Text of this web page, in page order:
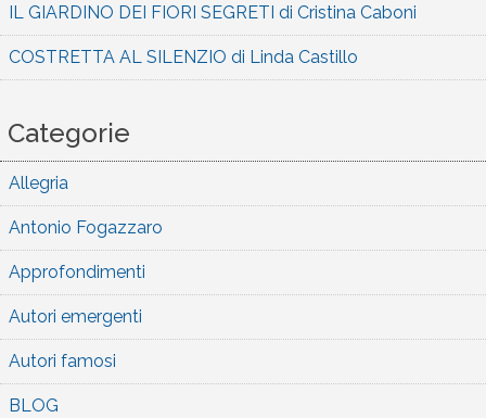
IL GIARDINO DEI FIORI SEGRETI di Cristina Caboni
COSTRETTA AL SILENZIO di Linda Castillo
Categorie
Allegria
Antonio Fogazzaro
Approfondimenti
Autori emergenti
Autori famosi
BLOG